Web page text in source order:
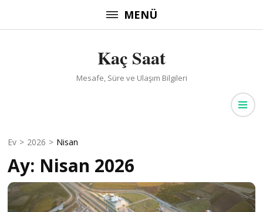
atla
MENÜ
Kaç Saat
Mesafe, Süre ve Ulaşım Bilgileri
Ev > 2026 > Nisan
Ay: Nisan 2026